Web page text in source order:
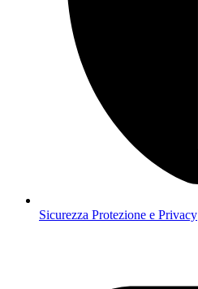
Sicurezza Protezione e Privacy